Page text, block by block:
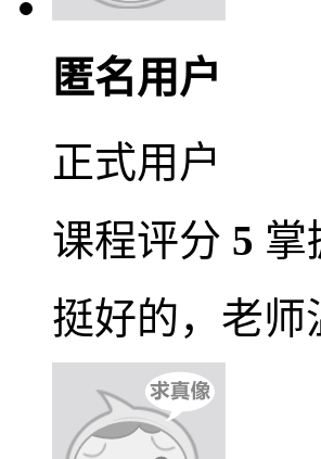
匿名用户
正式用户
课程评分 5 掌
挺好的，老